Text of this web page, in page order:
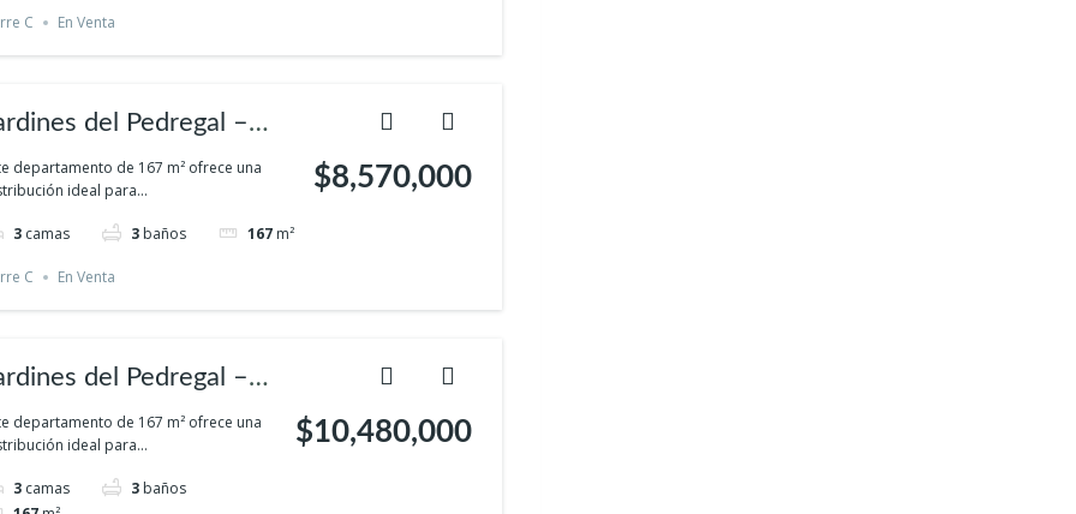
C En Venta
del Pedregal –
familiar en el
con espacios verdes y
departamento de 167 m² ofrece una
ideal para...
3 camas 3 baños 167 m²
$8,570,000
C En Venta
del Pedregal –
familiar en el
con espacios verdes y
departamento de 167 m² ofrece una
ideal para...
3 camas 3 baños
$10,480,000